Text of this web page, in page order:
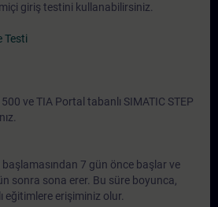
giriş testini kullanabilirsiniz.
Testi
ve TIA Portal tabanlı SIMATIC STEP
7 gün önce başlar ve
sonra sona erer. Bu süre boyunca,
eğitimlere erişiminiz olur.